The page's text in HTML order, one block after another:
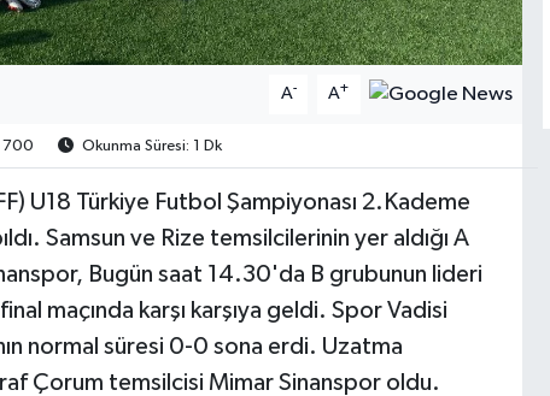
A- A+
700 Okunma Süresi: 1 Dk
U18 Türkiye Futbol Şampiyonası 2.Kademe
Samsun ve Rize temsilcilerinin yer aldığı A
Bugün saat 14.30'da B grubunun lideri
maçında karşı karşıya geldi. Spor Vadisi
normal süresi 0-0 sona erdi. Uzatma
Çorum temsilcisi Mimar Sinanspor oldu.